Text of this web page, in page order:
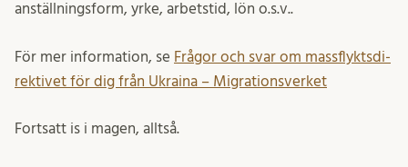
anställningsform, yrke, arbetstid, lön o.s.v..
För mer information, se Frågor och svar om mass­flykts­di­
rek­tivet för dig från Ukraina – Migrationsverket
Fortsatt is i magen, alltså.